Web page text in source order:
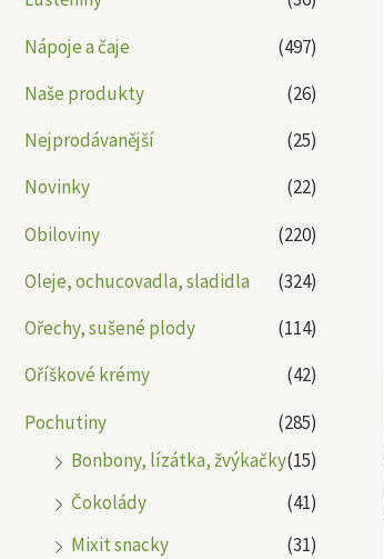
Nápoje a čaje
(497)
Naše produkty
(26)
Nejprodávanější
(25)
Novinky
(22)
Obiloviny
(220)
Oleje, ochucovadla, sladidla
(324)
Ořechy, sušené plody
(114)
Oříškové krémy
(42)
Pochutiny
(285)
Bonbony, lízátka, žvýkačky(15)
Čokolády
(41)
Mixit snacky
(31)